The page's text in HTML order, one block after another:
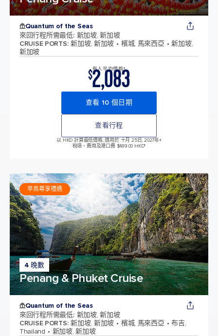
Quantum of the Seas
來回行程所需最低: 新加坡, 新加坡
CRUISE PORTS: 新加坡, 新加坡 檳城, 馬來西亞
新加坡,
新加坡
每人平均價格*
$2,083
查看 10 個日期
查看行程
以 HKD 計算最低價格, 適用於 十月 25日, 2027年+
稅項、費用及港口費 $489.00 HKD*
4 晚數
Penang & Phuket Cruise
早鳥尊享禮遇
Quantum of the Seas
來回行程所需最低: 新加坡, 新加坡
CRUISE PORTS: 新加坡, 新加坡 檳城, 馬來西亞
布吉,
Thailand
新加坡, 新加坡